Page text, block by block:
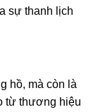
sự thanh lịch
hồ, mà còn là
từ thương hiệu